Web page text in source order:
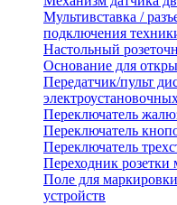
Мультивставка /
подключения
Настольный
Основание для
Передатчик/пульт
Переключатель
Переключатель
Переключатель
Переходник розетки
Поле для
устройств